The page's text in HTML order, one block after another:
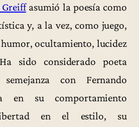
Greiffasumió la poesía como
y, a la vez, como juego,
humor, ocultamiento, lucidez
sido considerado poeta
con Fernando
en su comportamiento
en el estilo, su